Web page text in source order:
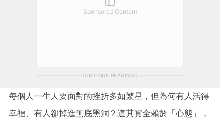
Sponsored Content
CONTINUE READING
每個人一生人要面對的挫折多如繁星，但為何有人活得
幸福、有人卻掉進無底黑洞？這其實全賴於「心態」，